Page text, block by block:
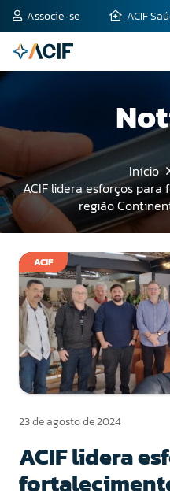
Associe-se ACIF
Início
ACIF lidera esforços
região
ACIF
23 de agosto de 2024
ACIF lidera